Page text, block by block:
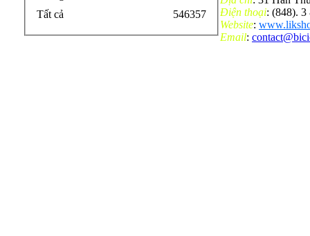
Tất cả
546357
Điện thoại: (848).
Website:
Email: